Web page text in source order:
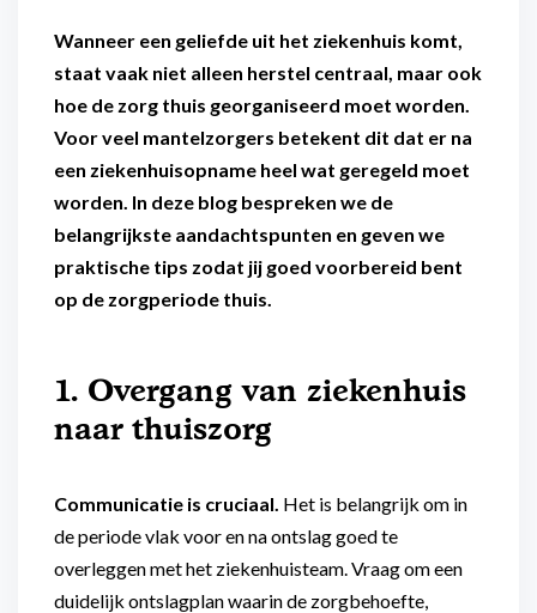
Wanneer een geliefde uit het ziekenhuis komt,
staat vaak niet alleen herstel centraal, maar ook
hoe de zorg thuis georganiseerd moet worden.
Voor veel mantelzorgers betekent dit dat er na
een ziekenhuisopname heel wat geregeld moet
worden. In deze blog bespreken we de
belangrijkste aandachtspunten en geven we
praktische tips zodat jij goed voorbereid bent
op de zorgperiode thuis.
1. Overgang van ziekenhuis
naar thuiszorg
Communicatie is cruciaal. Het is belangrijk om in
de periode vlak voor en na ontslag goed te
overleggen met het ziekenhuisteam. Vraag om een
duidelijk ontslagplan waarin de zorgbehoefte,